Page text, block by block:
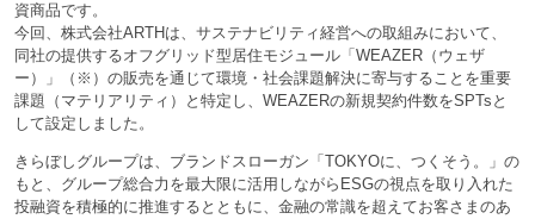
資商品です。
今回、株式会社ARTHは、サステナビリティ経営への取組みにおいて、
同社の提供するオフグリッド型居住モジュール「WEAZER（ウェザ
ー）」（※）の販売を通じて環境・社会課題解決に寄与することを重要
課題（マテリアリティ）と特定し、WEAZERの新規契約件数をSPTsと
して設定しました。
きらぼしグループは、ブランドスローガン「TOKYOに、つくそう。」の
もと、グループ総合力を最大限に活用しながらESGの視点を取り入れた
投融資を積極的に推進するとともに、金融の常識を超えてお客さまのあ